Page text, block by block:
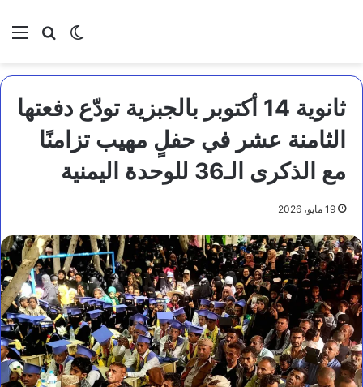
بحثالوضع
ثانوية 14 أكتوبر بالجبزية تودّع دفعتها
الثامنة عشر في حفلٍ مهيب تزامنًا
مع الذكرى الـ36 للوحدة اليمنية
19 مايو، 2026